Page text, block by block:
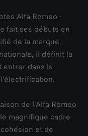
Alfa Romeo -
fait ses débuts en
de la marque.
il définit la
entrer dans la
de l'Alfa Romeo
magnifique cadre
et de